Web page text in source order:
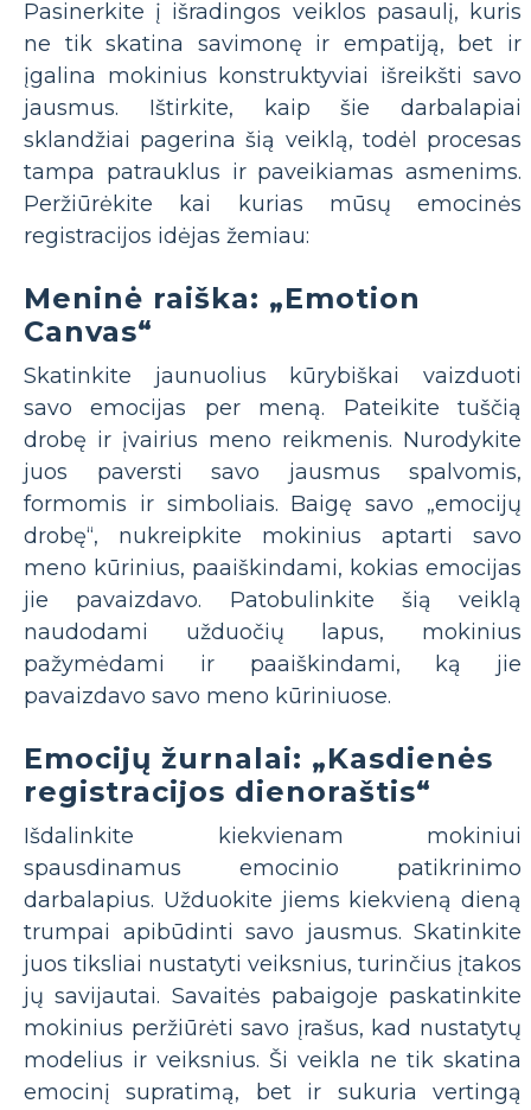
Pasinerkite į išradingos veiklos pasaulį, kuris
ne tik skatina savimonę ir empatiją, bet ir
įgalina mokinius konstruktyviai išreikšti savo
jausmus. Ištirkite, kaip šie darbalapiai
sklandžiai pagerina šią veiklą, todėl procesas
tampa patrauklus ir paveikiamas asmenims.
Peržiūrėkite kai kurias mūsų emocinės
registracijos idėjas žemiau:
Meninė raiška: „Emotion
Canvas“
Skatinkite jaunuolius kūrybiškai vaizduoti
savo emocijas per meną. Pateikite tuščią
drobę ir įvairius meno reikmenis. Nurodykite
juos paversti savo jausmus spalvomis,
formomis ir simboliais. Baigę savo „emocijų
drobę“, nukreipkite mokinius aptarti savo
meno kūrinius, paaiškindami, kokias emocijas
jie pavaizdavo. Patobulinkite šią veiklą
naudodami užduočių lapus, mokinius
pažymėdami ir paaiškindami, ką jie
pavaizdavo savo meno kūriniuose.
Emocijų žurnalai: „Kasdienės
registracijos dienoraštis“
Išdalinkite kiekvienam mokiniui
spausdinamus emocinio patikrinimo
darbalapius. Užduokite jiems kiekvieną dieną
trumpai apibūdinti savo jausmus. Skatinkite
juos tiksliai nustatyti veiksnius, turinčius įtakos
jų savijautai. Savaitės pabaigoje paskatinkite
mokinius peržiūrėti savo įrašus, kad nustatytų
modelius ir veiksnius. Ši veikla ne tik skatina
emocinį supratimą, bet ir sukuria vertingą